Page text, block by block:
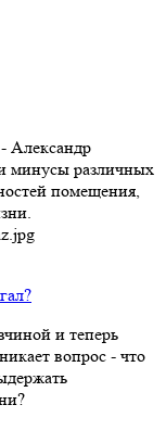
- Александр
минусы различных
помещения,
и теперь
вопрос - что